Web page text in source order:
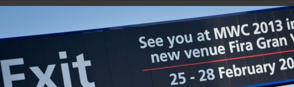
济安金信：中国基金市场数据分析周报（